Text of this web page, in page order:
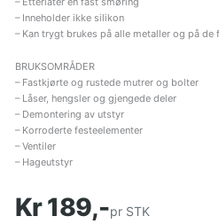
– Inneholder ikke silikon
– Kan trygt brukes på alle metaller og på
BRUKSOMRÅDER
– Fastkjørte og rustede mutrer og bolter
– Låser, hengsler og gjengede deler
– Demontering av utstyr
– Korroderte festeelementer
– Ventiler
– Hageutstyr
Kr 189,-pr STK